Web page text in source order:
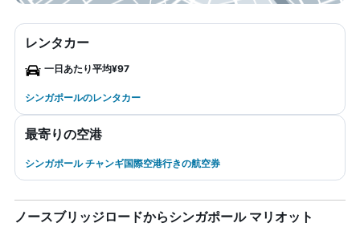
レンタカー
一日あたり平均¥97
シンガポールのレンタカー
最寄りの空港
シンガポール チャンギ国際空港行きの航空券
ノースブリッジロードからシンガポール マリオット